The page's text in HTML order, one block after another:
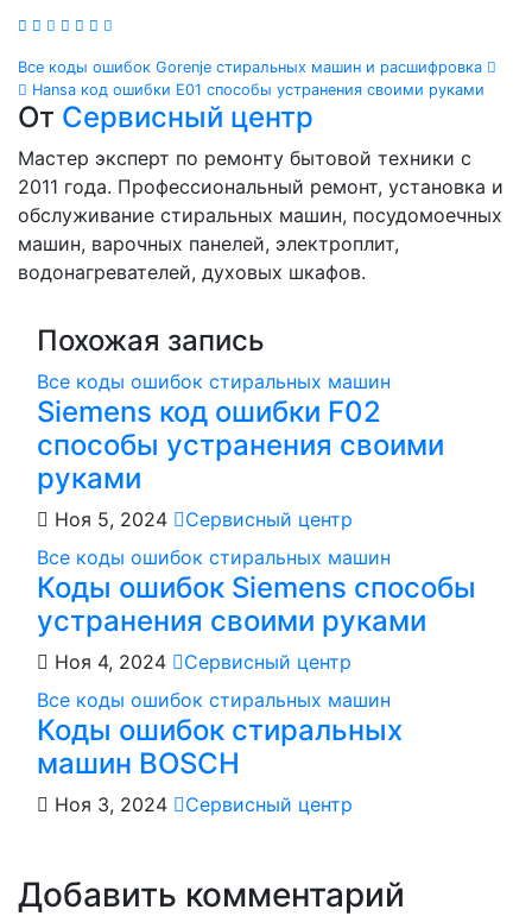
Навигация
по
записям
Все коды ошибок Gorenje стиральных машин и расшифровка
Hansa код ошибки E01 способы устранения своими руками
От Сервисный центр
Мастер эксперт по ремонту бытовой техники с
2011 года. Профессиональный ремонт, установка и
обслуживание стиральных машин, посудомоечных
машин, варочных панелей, электроплит,
водонагревателей, духовых шкафов.
Похожая запись
Все коды ошибок стиральных машин
Siemens код ошибки F02
способы устранения своими
руками
Ноя 5, 2024
Сервисный центр
Все коды ошибок стиральных машин
Коды ошибок Siemens способы
устранения своими руками
Ноя 4, 2024
Сервисный центр
Все коды ошибок стиральных машин
Коды ошибок стиральных
машин BOSCH
Ноя 3, 2024 Сервисный центр
Добавить комментарий